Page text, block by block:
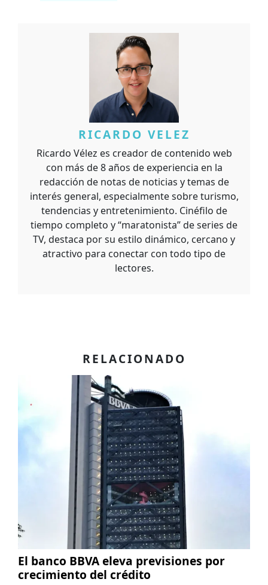
RICARDO VELEZ
Ricardo Vélez es creador de contenido web
con más de 8 años de experiencia en la
redacción de notas de noticias y temas de
interés general, especialmente sobre turismo,
tendencias y entretenimiento. Cinéfilo de
tiempo completo y “maratonista” de series de
TV, destaca por su estilo dinámico, cercano y
atractivo para conectar con todo tipo de
lectores.
RELACIONADO
El banco BBVA eleva previsiones por
crecimiento del crédito